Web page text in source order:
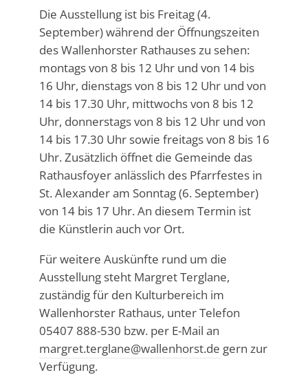
Die Ausstellung ist bis Freitag (4.
September) während der Öffnungszeiten
des Wallenhorster Rathauses zu sehen:
montags von 8 bis 12 Uhr und von 14 bis
16 Uhr, dienstags von 8 bis 12 Uhr und von
14 bis 17.30 Uhr, mittwochs von 8 bis 12
Uhr, donnerstags von 8 bis 12 Uhr und von
14 bis 17.30 Uhr sowie freitags von 8 bis 16
Uhr. Zusätzlich öffnet die Gemeinde das
Rathausfoyer anlässlich des Pfarrfestes in
St. Alexander am Sonntag (6. September)
von 14 bis 17 Uhr. An diesem Termin ist
die Künstlerin auch vor Ort.
Für weitere Auskünfte rund um die
Ausstellung steht Margret Terglane,
zuständig für den Kulturbereich im
Wallenhorster Rathaus, unter Telefon
05407 888-530 bzw. per E-Mail an
margret.terglane@wallenhorst.de gern zur
Verfügung.